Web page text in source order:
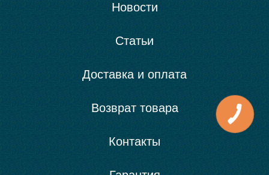
Новости
Статьи
Доставка и оплата
Возврат товара
Контакты